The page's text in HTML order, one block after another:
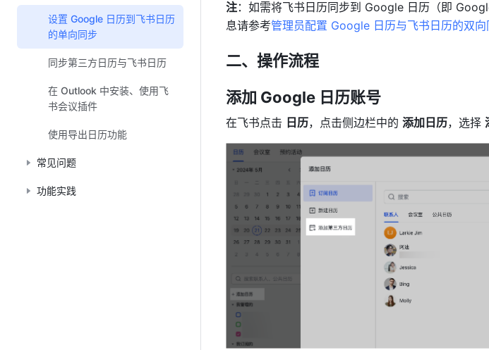
设置 Google 日历到飞书日历
的单向同步
同步第三方日历与飞书日历
在 Outlook 中安装、使用飞
书会议插件
使用导出日历功能
常见问题
功能实践
注：如需将飞书 日历同步到 Google 日历（即
息请参考管理员配置 Google 日历与飞书日历的双向
二、操作流程
添加 Google 日历账号
在飞书点击 日历，点击侧边栏中的 添加日历，选择